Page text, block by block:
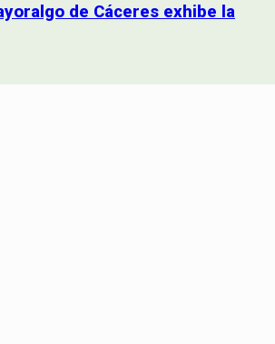
de Cáceres exhibe la